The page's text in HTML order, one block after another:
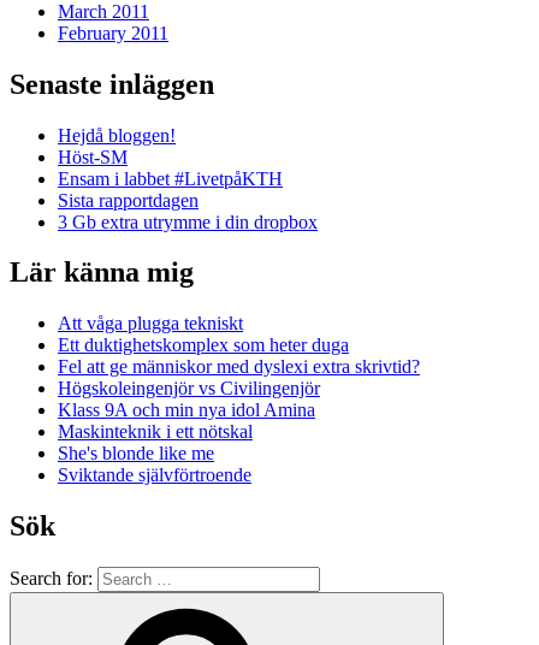
March 2011
February 2011
Senaste inläggen
Hejdå bloggen!
Höst-SM
Ensam i labbet #LivetpåKTH
Sista rapportdagen
3 Gb extra utrymme i din dropbox
Lär känna mig
Att våga plugga tekniskt
Ett duktighetskomplex som heter duga
Fel att ge människor med dyslexi extra skrivtid?
Högskoleingenjör vs Civilingenjör
Klass 9A och min nya idol Amina
Maskinteknik i ett nötskal
She's blonde like me
Sviktande självförtroende
Sök
Search for: